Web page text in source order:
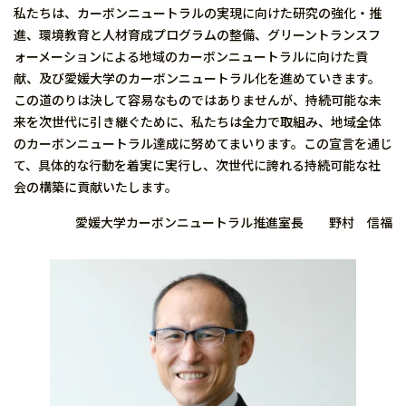
私たちは、カーボンニュートラルの実現に向けた研究の強化・推
進、環境教育と人材育成プログラムの整備、グリーントランスフ
ォーメーションによる地域のカーボンニュートラルに向けた貢
献、及び愛媛大学のカーボンニュートラル化を進めていきます。
この道のりは決して容易なものではありませんが、持続可能な未
来を次世代に引き継ぐために、私たちは全力で取組み、地域全体
のカーボンニュートラル達成に努めてまいります。この宣言を通じ
て、具体的な行動を着実に実行し、次世代に誇れる持続可能な社
会の構築に貢献いたします。
愛媛大学カーボンニュートラル推進室長 野村 信福